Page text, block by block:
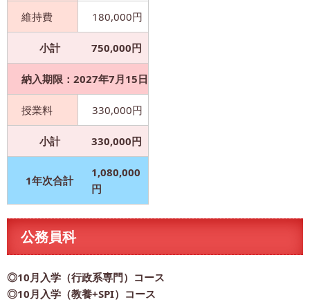
維持費 180,000円
小計 750,000円
納入期限：2027年7月15日
授業料 330,000円
小計 330,000円
1年次合計
1,080,000
円
公務員科
◎10月入学（行政系専門）コース
◎10月入学（教養+SPI）コース